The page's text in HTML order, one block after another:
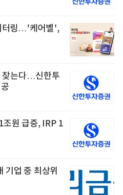
터링…'케어벨',
찾는다…신한투
조원 급증, IRP 1
기업 중 최상위